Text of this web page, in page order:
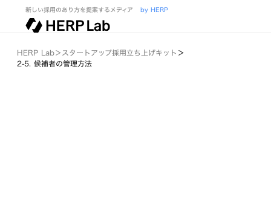
新しい採用のあり方を提案するメディア by HERP
HERP Lab＞スタートアップ採用立ち上げキット ＞
2-5. 候補者の管理方法